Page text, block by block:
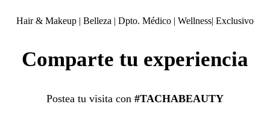
Hair & Makeup | Belleza | Dpto. Médico | Wellness| Exclusivo
Comparte tu experiencia
Postea tu visita con #TACHABEAUTY